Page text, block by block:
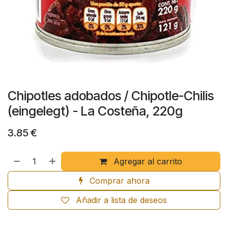
Chipotles adobados / Chipotle-Chilis
(eingelegt) - La Costeña, 220g
3.85 €
Agregar al carrito
Comprar ahora
Añadir a lista de deseos